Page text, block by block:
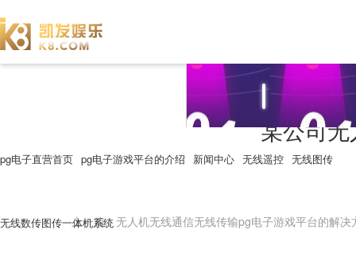
pg电子直营首页 pg电子游戏平台的介绍 新闻中心 无线遥控 无线图传
无线数传图传一体机系统
某公司
上一篇：无人机无线通信无线传输pg电子游戏平台的解决